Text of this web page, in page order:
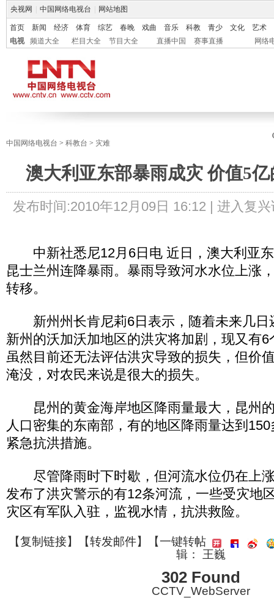
央视网 中国网络电视台 网站地图
首页 新闻 经济 体育 综艺 春晚 戏曲 音乐 科教 青少 文化
艺术
电视
频道大全 栏目大全 节目大全 直播中国 赛事直播 网络
中国网络电视台 > 科教台 > 灾难
澳大利亚东部暴雨成灾 价值5
发布时间:2010年12月09日 16:12 | 进入复兴
中新社悉尼12月6日电 近日，澳大利亚东
昆士兰州连降暴雨。暴雨导致河水水位上涨
转移。
新州州长肯尼莉6日表示，随着未来几日
新州的沃加沃加地区的洪灾将加剧，现又有
虽然目前还无法评估洪灾导致的损失，但价
淹没，对农民来说是很大的损失。
昆州的黄金海岸地区降雨量最大，昆州
人口密集的东南部，有的地区降雨量达到
紧急抗洪措施。
尽管降雨时下时歇，但河流水位仍在上
发布了洪灾警示的有12条河流，一些受灾地
灾区有军队入驻，监视水情，抗洪救险。
【复制链接】【转发邮件】
【一键转帖
辑： 王巍
302 Found
CCTV_WebServer